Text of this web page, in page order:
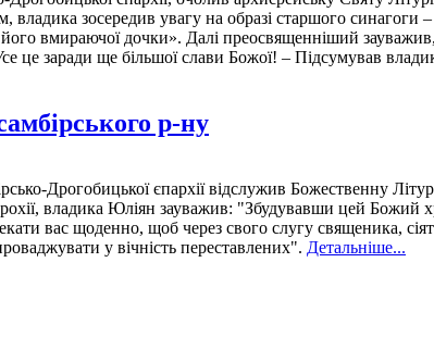
зосередив увагу на образі старшого синагоги
вмираючої дочки». Далі преосвященніший
це заради ще більшої слави Божої! – Підсумував
р-ну
Дрогобицької єпархії відслужив Божественну
владика Юліян зауважив: "Збудувавши цей Божий
вас щоденно, щоб через свого слугу священика,
у вічність переставлених". Детальніше...